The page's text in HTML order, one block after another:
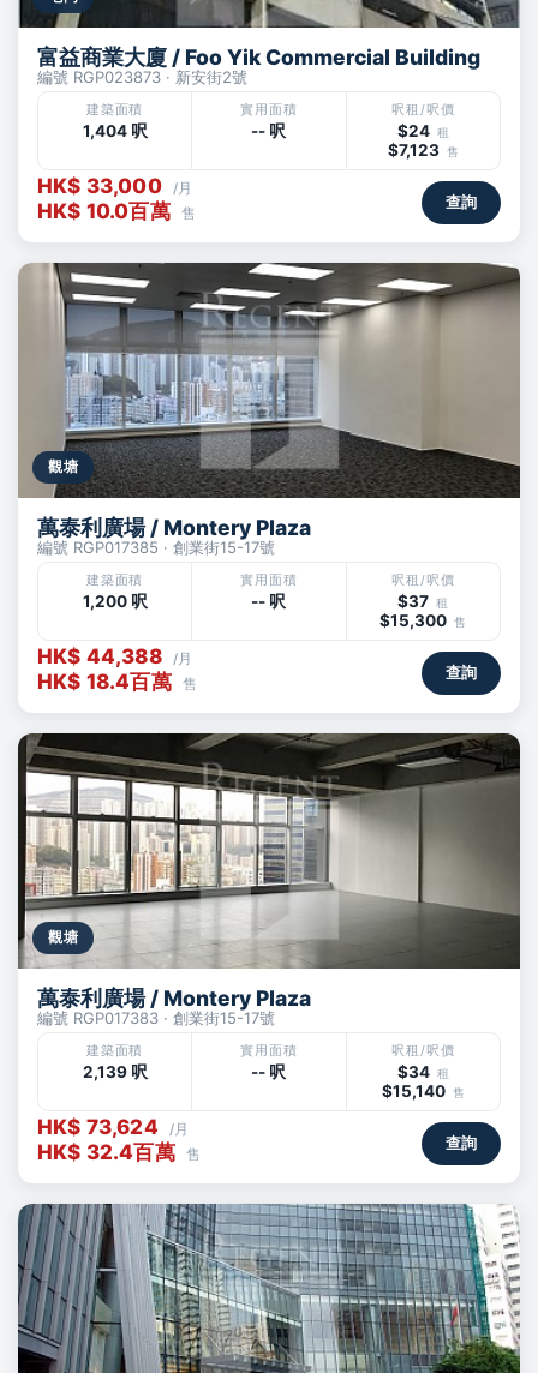
富益商業大廈 / Foo Yik Commercial Building
編號 RGP023873 · 新安街2號
建築面積
1,404 呎
實用面積
-- 呎
呎租/呎價
$24 租
$7,123 售
HK$ 33,000 /月
HK$ 10.0百萬 售
查詢
觀塘
萬泰利廣場 / Montery Plaza
編號 RGP017385 · 創業街15-17號
建築面積
1,200 呎
實用面積
-- 呎
呎租/呎價
$37 租
$15,300 售
HK$ 44,388 /月
HK$ 18.4百萬 售
查詢
觀塘
萬泰利廣場 / Montery Plaza
編號 RGP017383 · 創業街15-17號
建築面積
2,139 呎
實用面積
-- 呎
呎租/呎價
$34 租
$15,140 售
HK$ 73,624 /月
HK$ 32.4百萬 售
查詢